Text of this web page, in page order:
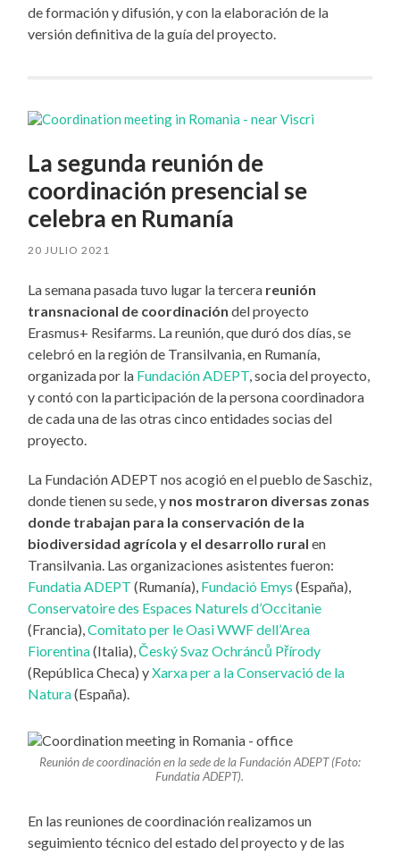
de formación y difusión, y con la elaboración de la
versión definitiva de la guía del proyecto.
La segunda reunión de
coordinación presencial se
celebra en Rumanía
20 JULIO 2021
La semana pasada tuvo lugar la tercera reunión
transnacional de coordinación del proyecto
Erasmus+ Resifarms. La reunión, que duró dos días, se
celebró en la región de Transilvania, en Rumanía,
organizada por la Fundación ADEPT, socia del proyecto,
y contó con la participación de la persona coordinadora
de cada una de las otras cinco entidades socias del
proyecto.
La Fundación ADEPT nos acogió en el pueblo de Saschiz,
donde tienen su sede, y nos mostraron diversas zonas
donde trabajan para la conservación de la
biodiversidad agrícola y el desarrollo rural en
Transilvania. Las organizaciones asistentes fueron:
Fundatia ADEPT (Rumanía), Fundació Emys (España),
Conservatoire des Espaces Naturels d’Occitanie
(Francia),Comitato per le Oasi WWF dell’Area
Fiorentina(Italia),Český Svaz Ochránců Přírody
(República Checa) yXarxa per a la Conservació de la
Natura(España).
Reunión de coordinación en la sede de la Fundación ADEPT (Foto:
Fundatia ADEPT).
En las reuniones de coordinación realizamos un
seguimiento técnico del estado del proyecto y de las